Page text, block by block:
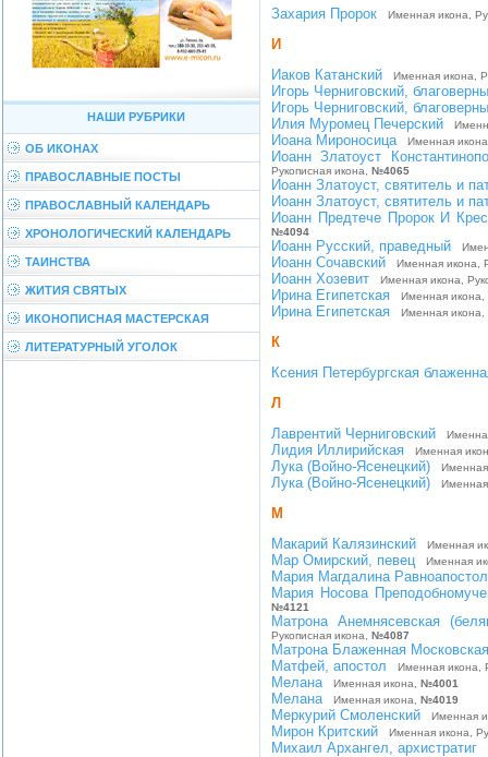
НАШИ РУБРИКИ
ОБ ИКОНАХ
ПРАВОСЛАВНЫЕ ПОСТЫ
ПРАВОСЛАВНЫЙ КАЛЕНДАРЬ
ХРОНОЛОГИЧЕСКИЙ КАЛЕНДАРЬ
ТАИНСТВА
ЖИТИЯ СВЯТЫХ
ИКОНОПИСНАЯ МАСТЕРСКАЯ
ЛИТЕРАТУРНЫЙ УГОЛОК
Захария Пророк
Именная икона,
И
Иаков Катанский
Именная икона,
Игорь Черниговский,
Игорь Черниговский,
Илия Муромец Печерский
Иоана Мироносица Именная
Иоанн Златоуст
Рукописная икона, №4065
Иоанн Златоуст, святитель и
Иоанн Златоуст, святитель и
Иоанн Предтече Пророк И
№4094
Иоанн Русский, праведный
Иоанн Сочавский Именная икона,
Иоанн Хозевит Именная икона,
Ирина Египетская Именная икона,
Ирина Египетская Именная икона,
К
Ксения Петербургская
Л
Лаврентий Черниговский
Лидия Иллирийская Именная
Лука (Войно-Ясенецкий)
Лука (Войно-Ясенецкий)
М
Макарий Калязинский
Именная
Мар Омирский, певец Именная
Мария Магдалина
Мария Носова
№4121
Матрона Анемнясевская
Рукописная икона, №4087
Матрона Блаженная Московская
Матфей, апостол
Именная икона,
Мелана Именная икона, №4001
Мелана Именная икона, №4019
Меркурий Смоленский Именная
Мирон Критский Именная икона,
Михаил Архангел, архистратиг